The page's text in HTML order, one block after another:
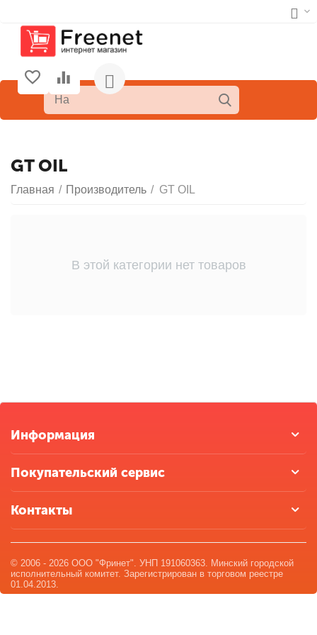
GT OIL
Главная / Производитель / GT OIL
В этой категории нет товаров
Информация
Покупательский сервис
Контакты
© 2006 - 2026 ООО "Фринет". УНП 191060363. Минский городской
исполнительный комитет. Зарегистрирован в торговом реестре
01.04.2013.